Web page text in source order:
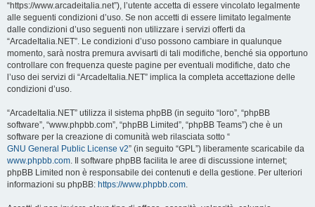
“https://www.arcadeitalia.net”), l’utente accetta di essere vincolato legalmente
alle seguenti condizioni d’uso. Se non accetti di essere limitato legalmente
dalle condizioni d’uso seguenti non utilizzare i servizi offerti da
“ArcadeItalia.NET”. Le condizioni d’uso possono cambiare in qualunque
momento, sarà nostra premura avvisarti di tali modifiche, benché sia opportuno
controllare con frequenza queste pagine per eventuali modifiche, dato che
l’uso dei servizi di “ArcadeItalia.NET” implica la completa accettazione delle
condizioni d’uso.
“ArcadeItalia.NET” utilizza il sistema phpBB (in seguito “loro”, “phpBB
software”, “www.phpbb.com”, “phpBB Limited”, “phpBB Teams”) che è un
software per la creazione di comunità web rilasciata sotto “
GNU General Public License v2” (in seguito “GPL”) liberamente scaricabile da
www.phpbb.com. Il software phpBB facilita le aree di discussione internet;
phpBB Limited non è responsabile dei contenuti e della gestione. Per ulteriori
informazioni su phpBB: https://www.phpbb.com.